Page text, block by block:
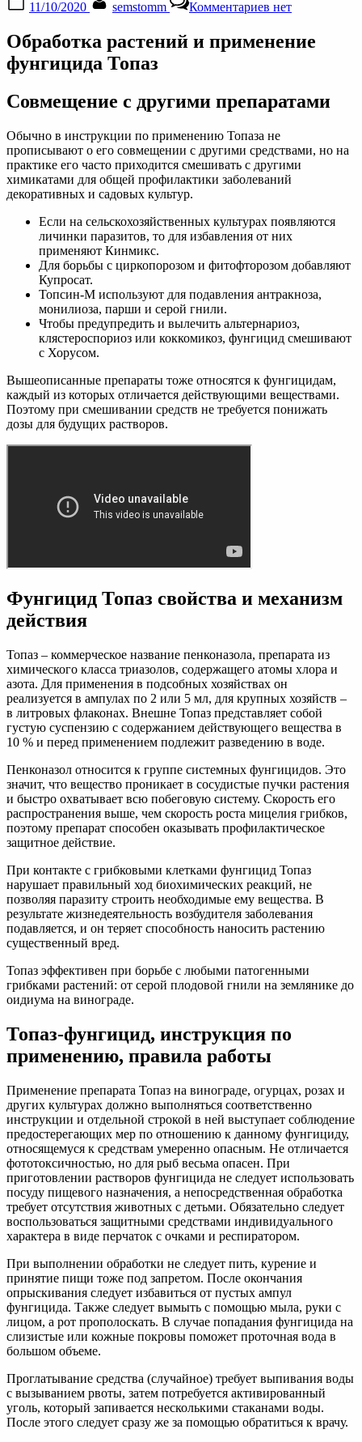
on
11/10/2020 semstomm Комментариевзаписи
Топаз
отзывы
нет
Обработка растений и применение
фунгицида Топаз
Совмещение с другими препаратами
Обычно в инструкции по применению Топаза не
прописывают о его совмещении с другими средствами, но на
практике его часто приходится смешивать с другими
химикатами для общей профилактики заболеваний
декоративных и садовых культур.
Если на сельскохозяйственных культурах появляются
личинки паразитов, то для избавления от них
применяют Кинмикс.
Для борьбы с циркопорозом и фитофторозом добавляют
Купросат.
Топсин-М используют для подавления антракноза,
монилиоза, парши и серой гнили.
Чтобы предупредить и вылечить альтернариоз,
клястероспориоз или коккомикоз, фунгицид смешивают
с Хорусом.
Вышеописанные препараты тоже относятся к фунгицидам,
каждый из которых отличается действующими веществами.
Поэтому при смешивании средств не требуется понижать
дозы для будущих растворов.
Фунгицид Топаз свойства и механизм
действия
Топаз – коммерческое название пенконазола, препарата из
химического класса триазолов, содержащего атомы хлора и
азота. Для применения в подсобных хозяйствах он
реализуется в ампулах по 2 или 5 мл, для крупных хозяйств –
в литровых флаконах. Внешне Топаз представляет собой
густую суспензию с содержанием действующего вещества в
10 % и перед применением подлежит разведению в воде.
Пенконазол относится к группе системных фунгицидов. Это
значит, что вещество проникает в сосудистые пучки растения
и быстро охватывает всю побеговую систему. Скорость его
распространения выше, чем скорость роста мицелия грибков,
поэтому препарат способен оказывать профилактическое
защитное действие.
При контакте с грибковыми клетками фунгицид Топаз
нарушает правильный ход биохимических реакций, не
позволяя паразиту строить необходимые ему вещества. В
результате жизнедеятельность возбудителя заболевания
подавляется, и он теряет способность наносить растению
существенный вред.
Топаз эффективен при борьбе с любыми патогенными
грибками растений: от серой плодовой гнили на землянике до
оидиума на винограде.
Топаз-фунгицид, инструкция по
применению, правила работы
Применение препарата Топаз на винограде, огурцах, розах и
других культурах должно выполняться соответственно
инструкции и отдельной строкой в ней выступает соблюдение
предостерегающих мер по отношению к данному фунгициду,
относящемуся к средствам умеренно опасным. Не отличается
фототоксичностью, но для рыб весьма опасен. При
приготовлении растворов фунгицида не следует использовать
посуду пищевого назначения, а непосредственная обработка
требует отсутствия животных с детьми. Обязательно следует
воспользоваться защитными средствами индивидуального
характера в виде перчаток с очками и респиратором.
При выполнении обработки не следует пить, курение и
принятие пищи тоже под запретом. После окончания
опрыскивания следует избавиться от пустых ампул
фунгицида. Также следует вымыть с помощью мыла, руки с
лицом, а рот прополоскать. В случае попадания фунгицида на
слизистые или кожные покровы поможет проточная вода в
большом объеме.
Проглатывание средства (случайное) требует выпивания воды
с вызыванием рвоты, затем потребуется активированный
уголь, который запивается несколькими стаканами воды.
После этого следует сразу же за помощью обратиться к врачу.